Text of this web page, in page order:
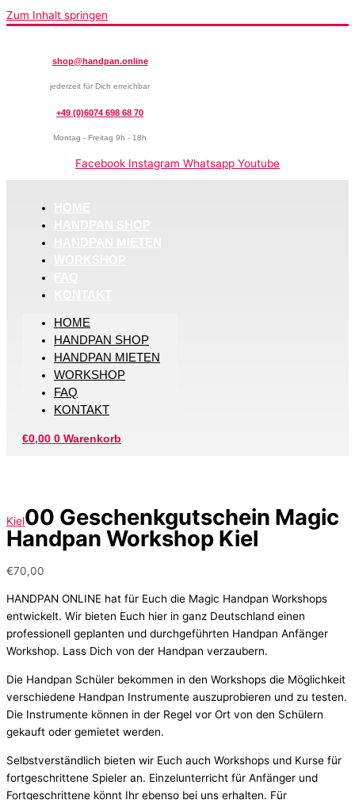
Zum Inhalt springen
shop@handpan.online
jederzeit für Dich erreichbar
+49 (0)6074 698 68 70
Montag - Freitag 9h - 18h
Facebook Instagram Whatsapp Youtube
HOME
HANDPAN SHOP
HANDPAN MIETEN
WORKSHOP
FAQ
KONTAKT
€0,00 0 Warenkorb
Kiel00 Geschenkgutschein Magic
Handpan Workshop Kiel
€70,00
HANDPAN ONLINE hat für Euch die Magic Handpan Workshops
entwickelt. Wir bieten Euch hier in ganz Deutschland einen
professionell geplanten und durchgeführten Handpan Anfänger
Workshop. Lass Dich von der Handpan verzaubern.
Die Handpan Schüler bekommen in den Workshops die Möglichkeit
verschiedene Handpan Instrumente auszuprobieren und zu testen.
Die Instrumente können in der Regel vor Ort von den Schülern
gekauft oder gemietet werden.
Selbstverständlich bieten wir Euch auch Workshops und Kurse für
fortgeschrittene Spieler an. Einzelunterricht für Anfänger und
Fortgeschrittene könnt Ihr ebenso bei uns erhalten. Für